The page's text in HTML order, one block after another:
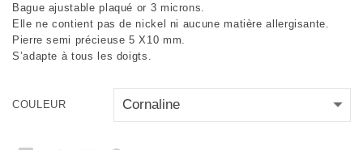
Bague ajustable plaqué or 3 microns.
Elle ne contient pas de nickel ni aucune matière allergisante.
Pierre semi précieuse 5 X10 mm.
S’adapte à tous les doigts.
COULEUR